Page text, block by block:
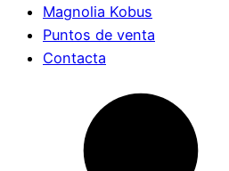
Magnolia Kobus
Puntos de venta
Contacta